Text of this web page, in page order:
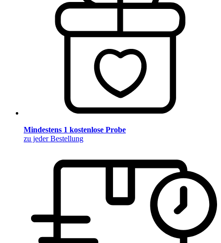
Mindestens 1 kostenlose Probe
zu jeder Bestellung